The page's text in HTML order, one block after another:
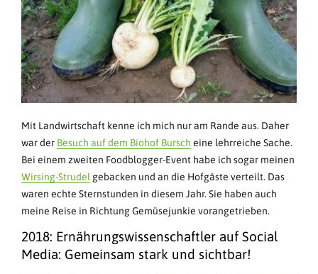
Mit Landwirtschaft kenne ich mich nur am Rande aus. Daher
war der Besuch auf dem Biohof Bursch eine lehrreiche Sache.
Bei einem zweiten Foodblogger-Event habe ich sogar meinen
Wirsing-Strudel gebacken und an die Hofgäste verteilt. Das
waren echte Sternstunden in diesem Jahr. Sie haben auch
meine Reise in Richtung Gemüsejunkie vorangetrieben.
2018: Ernährungswissenschaftler auf Social
Media: Gemeinsam stark und sichtbar!